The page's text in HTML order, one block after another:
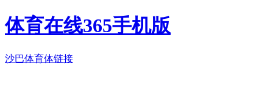
体育在线365手机版
沙巴体育体链接